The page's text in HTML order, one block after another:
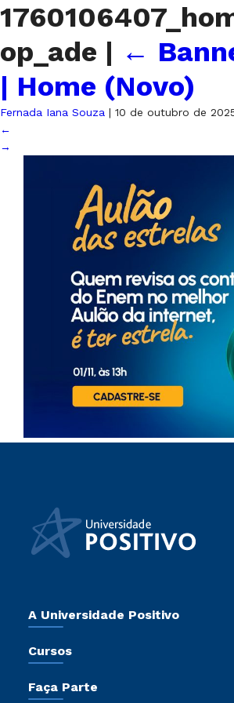
op_ade | ←
| Home (Novo)
Fernada Iana Souza | 10 de outubro de
←
→
A Universidade Positivo
Sala de Imprensa
Cursos
Pós-Graduação
Faça Parte